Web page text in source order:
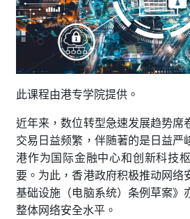
此课程由港专学院提供。
近年来，数位转型急速发展趋势席
交易日益频繁，伴随著的是日益严
港作为国际金融中心和创新科技
要。为此，香港政府积极推动网络
基础设施（电脑系统）条例草案》
整体网络安全水平。